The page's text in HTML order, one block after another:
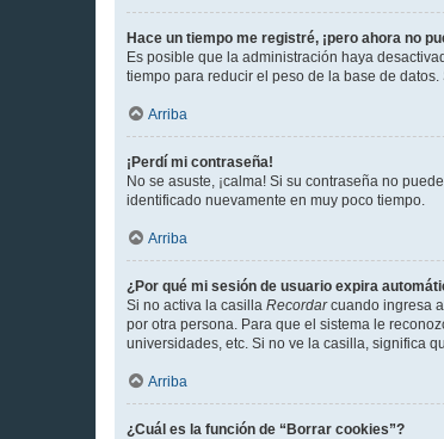
Hace un tiempo me registré, ¡pero ahora no
Es posible que la administración haya
tiempo para reducir el peso de la base de
Arriba
¡Perdí mi contraseña!
No se asuste, ¡calma! Si su contraseña no
identificado nuevamente en muy poco tiempo.
Arriba
¿Por qué mi sesión de usuario expira
Si no activa la casilla Recordarcuando ingresa
por otra persona. Para que el sistema le
universidades, etc. Si no ve la casilla, significa
Arriba
¿Cuál es la función de “Borrar cookies”?